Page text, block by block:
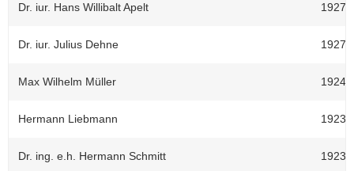
Dr. iur. Hans Willibalt Apelt 1927-
Dr. iur. Julius Dehne 1927
Max Wilhelm Müller 1924-
Hermann Liebmann 1923-
Dr. ing. e.h. Hermann Schmitt 1923-